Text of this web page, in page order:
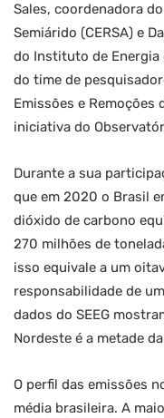
Sales, coordenadora
Semiárido (CERSA) e
do Instituto de Energia
do time de
Emissões e Remoções
iniciativa do
Durante a sua
que em 2020 o Brasil
dióxido de carbono
270 milhões de
isso equivale a um
responsabilidade de
dados do SEEG
Nordeste é a metade
O perfil das emissões
média brasileira. A